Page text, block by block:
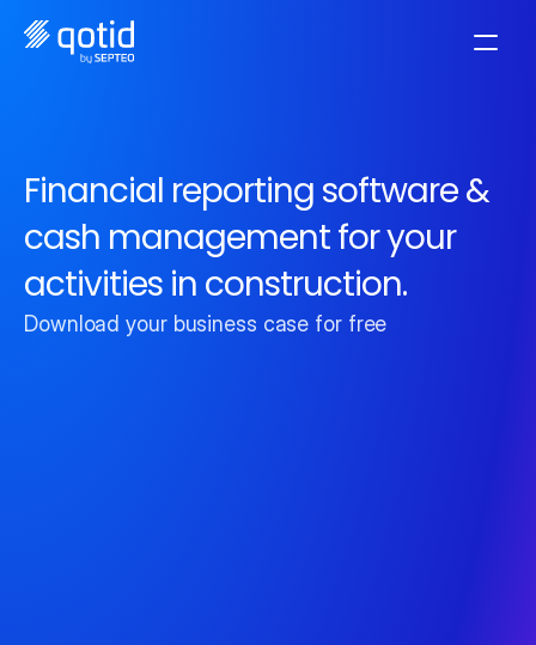
Financial reporting software &
cash management for your
activities in construction.
Download your business case for free